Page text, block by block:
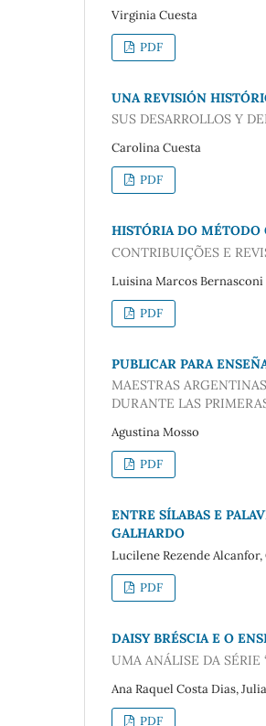
Virginia Cuesta
PDF
UNA REVISIÓN
SUS DESARROLLOS Y
Carolina Cuesta
PDF
HISTÓRIA DO MÉTODO
CONTRIBUIÇÕES E
Luisina Marcos Bernasconi
PDF
PUBLICAR PARA
MAESTRAS
DURANTE LAS
Agustina Mosso
PDF
ENTRE SÍLABAS E
GALHARDO
Lucilene Rezende
PDF
DAISY BRÉSCIA E O
UMA ANÁLISE DA SÉRIE
Ana Raquel Costa Dias,
PDF